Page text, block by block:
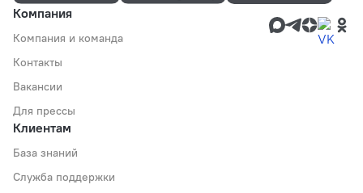
Компания
Компания и команда
Контакты
Вакансии
Для прессы
Клиентам
База знаний
Служба поддержки